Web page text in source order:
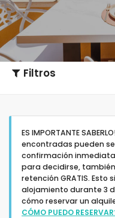
Filtros
Tipo de
ES IMPORTANTE
encontradas pueden
confirmación
para decidirse,
retención GRATIS.
alojamiento durante 3
cómo reservar un
CÓMO PUEDO